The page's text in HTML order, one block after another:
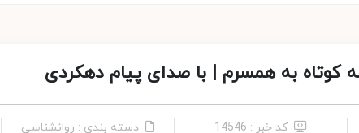
کوتاه به همسرم | با صدای پیام دهکردی
کد خبر : 14546 دسته بندی : روانشناسی